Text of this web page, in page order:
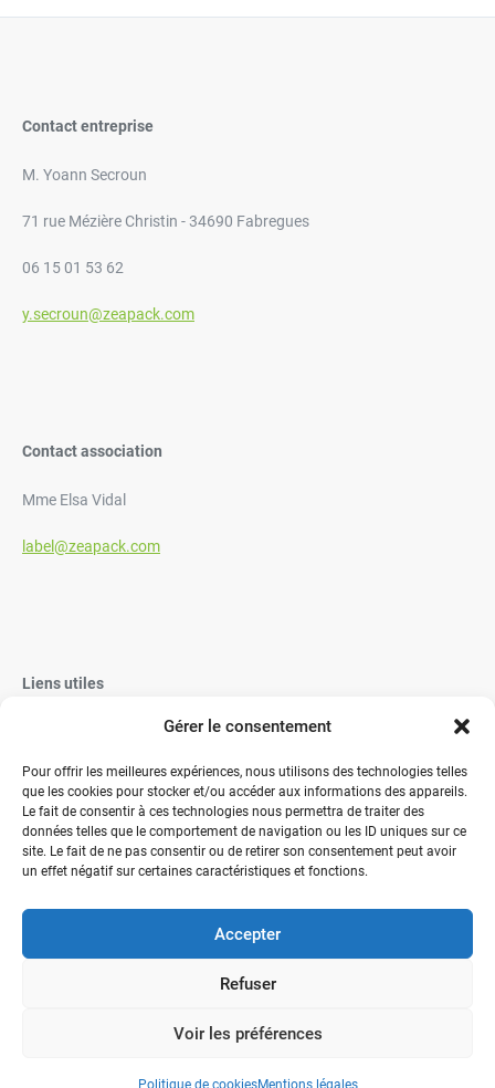
Gérer le consentement
Pour offrir les meilleures expériences, nous utilisons des technologies telles
que les cookies pour stocker et/ou accéder aux informations des appareils.
Le fait de consentir à ces technologies nous permettra de traiter des
données telles que le comportement de navigation ou les ID uniques sur ce
site. Le fait de ne pas consentir ou de retirer son consentement peut avoir
un effet négatif sur certaines caractéristiques et fonctions.
Accepter
Refuser
Voir les préférences
Politique de cookiesMentions légales
Contact entreprise
M. Yoann Secroun
71 rue Mézière Christin - 34690 Fabregues
06 15 01 53 62
y.secroun@zeapack.com
Contact association
Mme Elsa Vidal
label@zeapack.com
Liens utiles
Vaisselle réutilisable éco-responsable
Contactez-nous
" Votre expérience, notre expertise, des solutions "
Conditions Générales de Vente